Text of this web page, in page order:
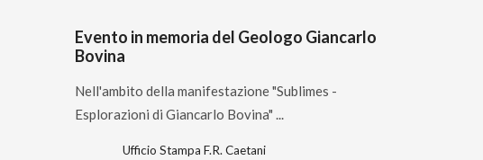
Evento in memoria del Geologo Giancarlo
Bovina
Nell'ambito della manifestazione "Sublimes -
Esplorazioni di Giancarlo Bovina" ...
Ufficio Stampa F.R. Caetani